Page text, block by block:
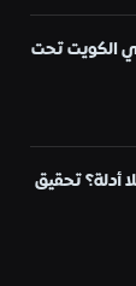
الكويت تحت
أدلة؟ تحقيق